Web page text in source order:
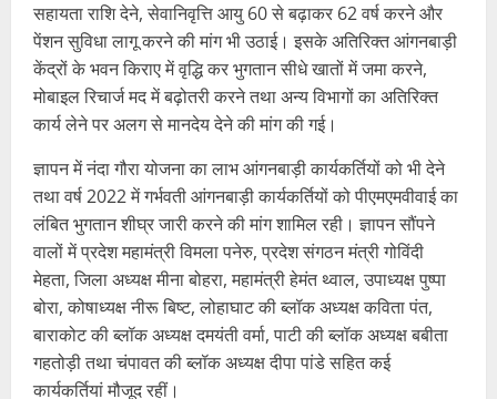
सहायता राशि देने, सेवानिवृत्ति आयु 60 से बढ़ाकर 62 वर्ष करने और
पेंशन सुविधा लागू करने की मांग भी उठाई। इसके अतिरिक्त आंगनबाड़ी
केंद्रों के भवन किराए में वृद्धि कर भुगतान सीधे खातों में जमा करने,
मोबाइल रिचार्ज मद में बढ़ोतरी करने तथा अन्य विभागों का अतिरिक्त
कार्य लेने पर अलग से मानदेय देने की मांग की गई।
ज्ञापन में नंदा गौरा योजना का लाभ आंगनबाड़ी कार्यकर्तियों को भी देने
तथा वर्ष 2022 में गर्भवती आंगनबाड़ी कार्यकर्तियों को पीएमएमवीवाई का
लंबित भुगतान शीघ्र जारी करने की मांग शामिल रही। ज्ञापन सौंपने
वालों में प्रदेश महामंत्री विमला पनेरु, प्रदेश संगठन मंत्री गोविंदी
मेहता, जिला अध्यक्ष मीना बोहरा, महामंत्री हेमंत थ्वाल, उपाध्यक्ष पुष्पा
बोरा, कोषाध्यक्ष नीरू बिष्ट, लोहाघाट की ब्लॉक अध्यक्ष कविता पंत,
बाराकोट की ब्लॉक अध्यक्ष दमयंती वर्मा, पाटी की ब्लॉक अध्यक्ष बबीता
गहतोड़ी तथा चंपावत की ब्लॉक अध्यक्ष दीपा पांडे सहित कई
कार्यकर्तियां मौजूद रहीं।